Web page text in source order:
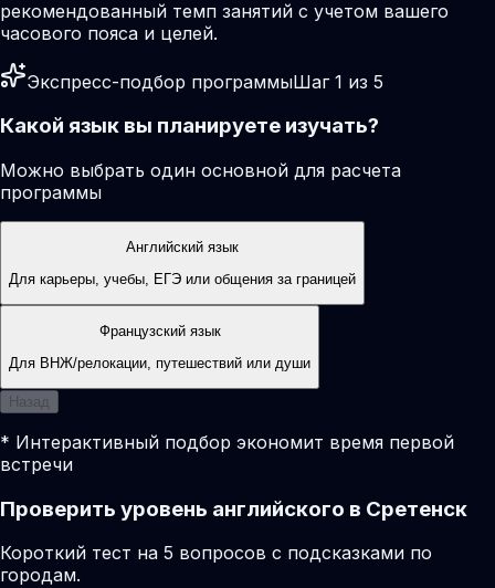
рекомендованный темп занятий с учетом вашего
часового пояса и целей.
Экспресс-подбор программыШаг 1 из 5
Какой язык вы планируете изучать?
Можно выбрать один основной для расчета
программы
Английский язык
Для карьеры, учебы, ЕГЭ или общения за границей
Французский язык
Для ВНЖ/релокации, путешествий или души
Назад
* Интерактивный подбор экономит время первой
встречи
Проверить уровень английского в Сретенск
Короткий тест на 5 вопросов с подсказками по
городам.